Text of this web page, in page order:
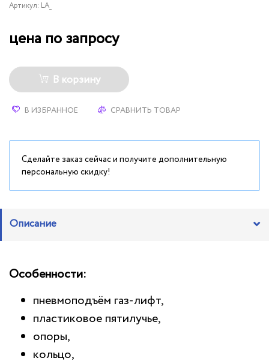
Артикул: LA_
цена по запросу
В корзину
В ИЗБРАННОЕ СРАВНИТЬ ТОВАР
Сделайте заказ сейчас и получите дополнительную
персональную скидку!
Описание
Особенности:
пневмоподъём газ-лифт,
пластиковое пятилучье,
опоры,
кольцо,